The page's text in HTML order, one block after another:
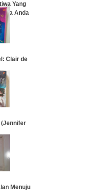
Yang
Anda
Clair de
(Jennifer
Menuju